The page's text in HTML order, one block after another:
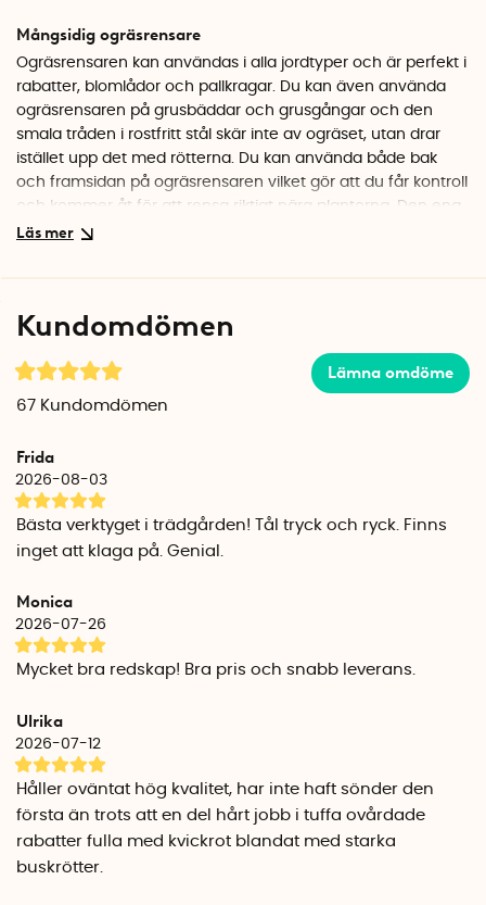
Mångsidig ogräsrensare
Ogräsrensaren kan användas i alla jordtyper och är perfekt i
rabatter, blomlådor och pallkragar. Du kan även använda
ogräsrensaren på grusbäddar och grusgångar och den
smala tråden i rostfritt stål skär inte av ogräset, utan drar
istället upp det med rötterna. Du kan använda både bak
och framsidan på ogräsrensaren vilket gör att du får kontroll
och kommer åt för att rensa riktigt nära plantorna. Den ena
sidan är 2 cm bred och den andra sidan är 6 cm bred.
händer och handleder, vilket gör den idealisk för både äldre
trädgårdsentusiaster och dig som vill undvika onödig
ansträngning. Verktyget ligger stadigt i handen och ger en
naturlig arbetsställning när du rensar, även vid längre
Hållbart material för långvarig användning
Ogräsrensaren är tillverkad i polypropen och rostfritt stål
som står emot fukt, jord och slitage. Det smala stålet skär
inte av ogräset som många andra verktyg – det fångar upp
Specifikationer
Bredd: 7 cm
Kundomdömen
Lämna omdöme
67 Kundomdömen
Frida
2026-08-03
Bästa verktyget i trädgården! Tål tryck och ryck. Finns
inget att klaga på. Genial.
Monica
2026-07-26
Mycket bra redskap! Bra pris och snabb leverans.
Ulrika
2026-07-12
Håller oväntat hög kvalitet, har inte haft sönder den
första än trots att en del hårt jobb i tuffa ovårdade
rabatter fulla med kvickrot blandat med starka
buskrötter.